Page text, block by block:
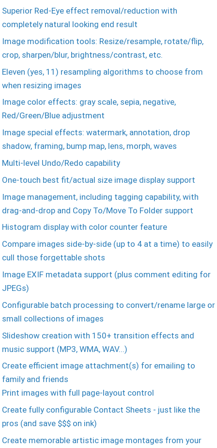
Superior Red-Eye effect removal/reduction with
completely natural looking end result
Image modification tools: Resize/resample, rotate/flip,
crop, sharpen/blur, brightness/contrast, etc.
Eleven (yes, 11) resampling algorithms to choose from
when resizing images
Image color effects: gray scale, sepia, negative,
Red/Green/Blue adjustment
Image special effects: watermark, annotation, drop
shadow, framing, bump map, lens, morph, waves
Multi-level Undo/Redo capability
One-touch best fit/actual size image display support
Image management, including tagging capability, with
drag-and-drop and Copy To/Move To Folder support
Histogram display with color counter feature
Compare images side-by-side (up to 4 at a time) to easily
cull those forgettable shots
Image EXIF metadata support (plus comment editing for
JPEGs)
Configurable batch processing to convert/rename large or
small collections of images
Slideshow creation with 150+ transition effects and
music support (MP3, WMA, WAV...)
Create efficient image attachment(s) for emailing to
family and friends
Print images with full page-layout control
Create fully configurable Contact Sheets - just like the
pros (and save $$$ on ink)
Create memorable artistic image montages from your